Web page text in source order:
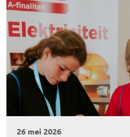
26 mei 2026